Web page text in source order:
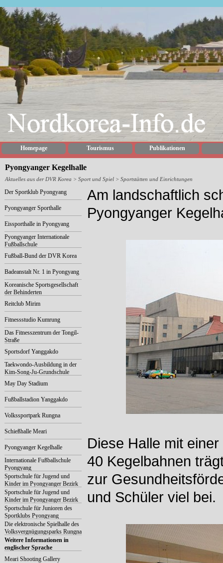
Homepage Tourismus Publikationen
Pyongyanger Kegelhalle
Aktuelles aus der DVR Korea > Sport und Spiel > Sportstätten und Einrichtungen
Der Sportklub Pyongyang
Pyongyanger Sporthalle
Eissporthalle in Pyongyang
Pyongyanger Internationale
Fußballschule
Fußball-Bund der DVR Korea
Badeanstalt Nr. 1 in Pyongyang
Koreanische Sportsgesellschaft
der Behinderten
Reitclub Mirim
Fitnessstudio Kumrung
Das Fitnesszentrum der Tongil-
Straße
Sportsdorf Yanggakdo
Taekwondo-Ausbildung in der
Kim-Song-Ju-Grundschule
May Day Stadium
Fußballstadion Yanggakdo
Volkssportpark Rungna
Schießhalle Meari
Pyongyanger Kegelhalle
Internationale Fußballschule
Pyongyang
Sportschule für Jugend und
Kinder im Pyongyanger Bezirk
Taesong
Sportschule für Jugend und
Kinder im Pyongyanger Bezirk
Sosong
Sportschule für Junioren des
Sportklubs Pyongyang
Die elektronische Spielhalle des
Volksvergnügungsparks Rungna
Weitere Informationen in
englischer Sprache
Meari Shooting Gallery
Am landschaftlich
Pyongyanger
Diese Halle mit
40 Kegelbahnen
zur
und Schüler viel bei.